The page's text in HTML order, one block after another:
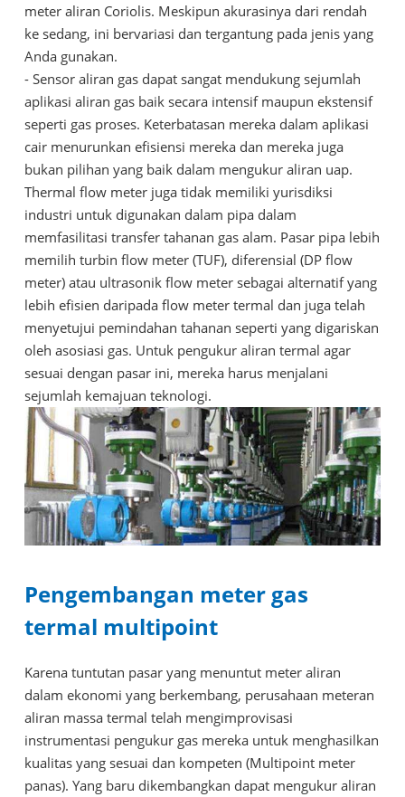
meter aliran Coriolis. Meskipun akurasinya dari rendah
ke sedang, ini bervariasi dan tergantung pada jenis yang
Anda gunakan.
- Sensor aliran gas dapat sangat mendukung sejumlah
aplikasi aliran gas baik secara intensif maupun ekstensif
seperti gas proses. Keterbatasan mereka dalam aplikasi
cair menurunkan efisiensi mereka dan mereka juga
bukan pilihan yang baik dalam mengukur aliran uap.
Thermal flow meter juga tidak memiliki yurisdiksi
industri untuk digunakan dalam pipa dalam
memfasilitasi transfer tahanan gas alam. Pasar pipa lebih
memilih turbin flow meter (TUF), diferensial (DP flow
meter) atau ultrasonik flow meter sebagai alternatif yang
lebih efisien daripada flow meter termal dan juga telah
menyetujui pemindahan tahanan seperti yang digariskan
oleh asosiasi gas. Untuk pengukur aliran termal agar
sesuai dengan pasar ini, mereka harus menjalani
sejumlah kemajuan teknologi.
Pengembangan meter gas
termal multipoint
Karena tuntutan pasar yang menuntut meter aliran
dalam ekonomi yang berkembang, perusahaan meteran
aliran massa termal telah mengimprovisasi
instrumentasi pengukur gas mereka untuk menghasilkan
kualitas yang sesuai dan kompeten (Multipoint meter
panas). Yang baru dikembangkan dapat mengukur aliran